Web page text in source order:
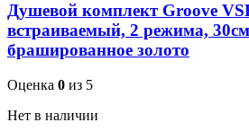
Душевой комплект Groove
встраиваемый, 2 режима,
брашированное золото
Оценка 0 из 5
Нет в наличии